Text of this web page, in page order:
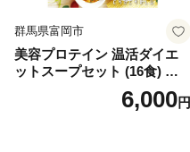
群馬県富岡市
美容プロテイン 温活ダイエ
ットスープセット (16食) 小
分け スープ 食べ比べ セット
詰合せ クラムチャウダー チ
6,000円